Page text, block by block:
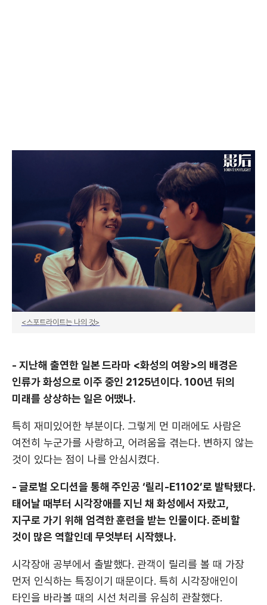
<스포트라이트는 나의 것>
- 지난해 출연한 일본 드라마 <화성의 여왕>의 배경은
인류가 화성으로 이주 중인 2125년이다. 100년 뒤의
미래를 상상하는 일은 어땠나.
특히 재미있어한 부분이다. 그렇게 먼 미래에도 사람은
여전히 누군가를 사랑하고, 어려움을 겪는다. 변하지 않는
것이 있다는 점이 나를 안심시켰다.
- 글로벌 오디션을 통해 주인공 ‘릴리-E1102’로 발탁됐다.
태어날 때부터 시각장애를 지닌 채 화성에서 자랐고,
지구로 가기 위해 엄격한 훈련을 받는 인물이다. 준비할
것이 많은 역할인데 무엇부터 시작했나.
시각장애 공부에서 출발했다. 관객이 릴리를 볼 때 가장
먼저 인식하는 특징이기 때문이다. 특히 시각장애인이
타인을 바라볼 때의 시선 처리를 유심히 관찰했다.